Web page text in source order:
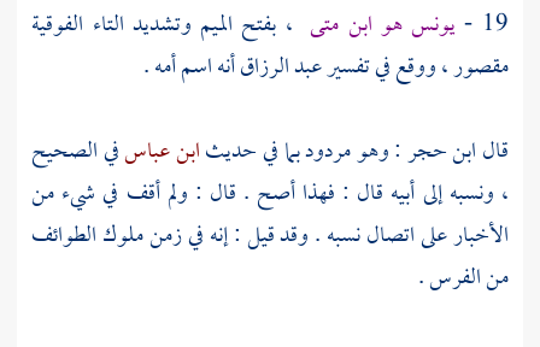
19 -
يونس هو ابن متى ، بفتح الميم وتشديد التاء الفوقية
مقصور ، ووقع في تفسيرعبد الرزاقأنه اسم أمه .
قالابن حجر: وهو مردود بما في حديثابن عباسفي الصحيح
، ونسبه إلى أبيه قال : فهذا أصح . قال : ولم أقف في شيء من
الأخبار على اتصال نسبه . وقد قيل : إنه في زمن ملوك الطوائف
منالفرس.